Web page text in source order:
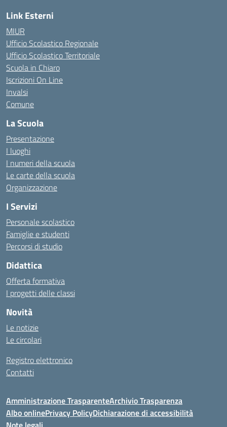
Link Esterni
MIUR
Ufficio Scolastico Regionale
Ufficio Scolastico Territoriale
Scuola in Chiaro
Iscrizioni On Line
Invalsi
Comune
La Scuola
Presentazione
I luoghi
I numeri della scuola
Le carte della scuola
Organizzazione
I Servizi
Personale scolastico
Famiglie e studenti
Percorsi di studio
Didattica
Offerta formativa
I progetti delle classi
Novità
Le notizie
Le circolari
Registro elettronico
Contatti
Amministrazione TrasparenteArchivio Trasparenza
Albo onlinePrivacy PolicyDichiarazione di accessibilità